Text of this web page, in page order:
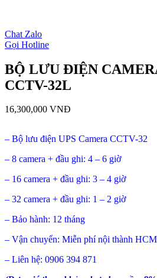
BỘ LƯU ĐIỆN
CCTV-32L
16,300,000 VNĐ
– Bộ lưu điện UPS Camera CCTV-32
– 8 camera + đầu ghi: 4 – 6 giờ
– 16 camera + đầu ghi: 3 – 4 giờ
– 32 camera + đầu ghi: 1 – 2 giờ
– Bảo hành: 12 tháng
– Vận chuyển: Miễn phí nội thành HCM
– Liên hệ: 0906 394 871
Chat Zalo
Gọi Hotline